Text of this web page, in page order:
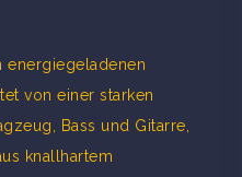
energiegeladenen
von einer starken
Bass und Gitarre,
knallhartem